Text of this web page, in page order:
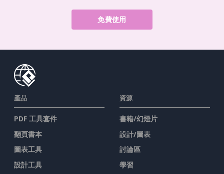
免費使用
產品
PDF 工具套件
翻頁書本
圖表工具
設計工具
資源
書籍/幻燈片
設計/圖表
討論區
學習